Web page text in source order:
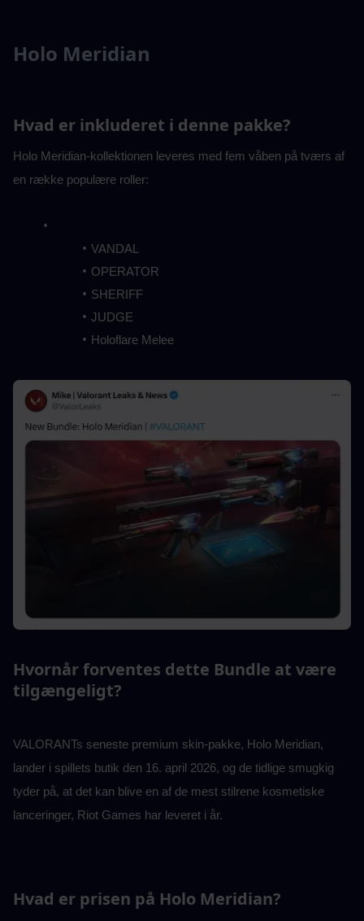
Holo Meridian
Hvad er inkluderet i denne pakke?
Holo Meridian-kollektionen leveres med fem våben på tværs af
en række populære roller:
VANDAL
OPERATOR
SHERIFF
JUDGE
Holoflare Melee
Hvornår forventes dette Bundle at være
tilgængeligt?
VALORANTs seneste premium skin-pakke, Holo Meridian,
lander i spillets butik den 16. april 2026, og de tidlige smugkig
tyder på, at det kan blive en af de mest stilrene kosmetiske
lanceringer, Riot Games har leveret i år.
Hvad er prisen på Holo Meridian?